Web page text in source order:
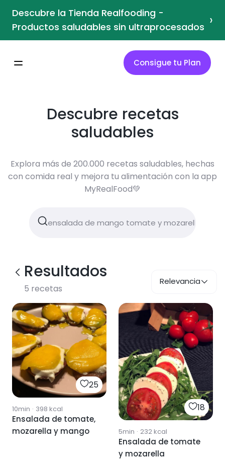
Descubre la Tienda Realfooding -
Productos saludables sin ultraprocesados ›
Consigue tu Plan
Descubre recetas
saludables
Explora más de 200.000 recetas saludables, hechas
con comida real y mejora tu alimentación con la app
MyRealFood💚
Resultados
5 recetas
Relevancia
25
10min · 398 kcal
Ensalada de tomate,
mozarella y mango
18
5min · 232kcal
Ensalada de tomate
y mozarella